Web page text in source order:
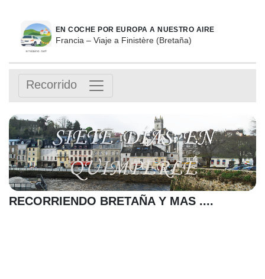
EN COCHE POR EUROPA A NUESTRO AIRE
Francia – Viaje a Finistère (Bretaña)
Recorrido
RECORRIENDO BRETAÑA Y MAS ....